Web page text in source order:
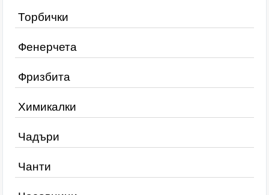
Торбички
Фенерчета
Фризбита
Химикалки
Чадъри
Чанти